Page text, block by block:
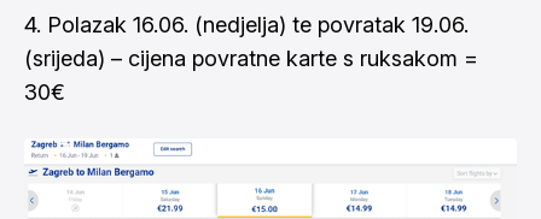
4. Polazak 16.06. (nedjelja) te povratak 19.06.
(srijeda) – cijena povratne karte s ruksakom =
30€